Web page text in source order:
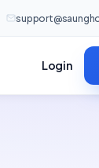
Login